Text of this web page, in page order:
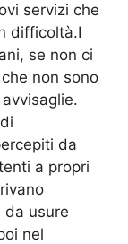
servizi che
difficoltà.I
se non ci
non sono
da
a propri
da usure
nel